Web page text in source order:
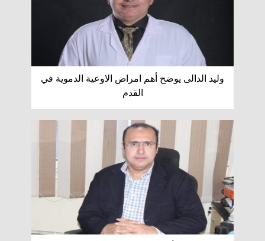
وليد الدالى يوضح أهم امراض الاوعية الدموية في
القدم